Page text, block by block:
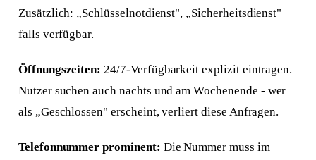
Zusätzlich: „Schlüsselnotdienst", „Sicherheitsdienst"
falls verfügbar.
Öffnungszeiten: 24/7-Verfügbarkeit explizit eintragen.
Nutzer suchen auch nachts und am Wochenende - wer
als „Geschlossen" erscheint, verliert diese Anfragen.
Telefonnummer prominent: Die Nummer muss im